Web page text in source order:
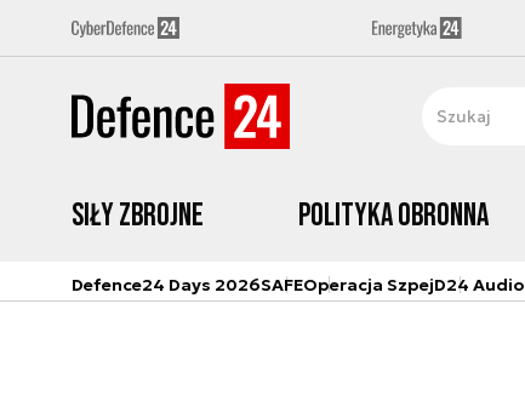
Siły zbrojne Polityka obronna
Defence24 Days 2026SAFEOperacja SzpejD24 Audio